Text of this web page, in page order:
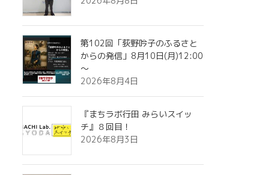
第102回「荻野吟子のふるさと
からの発信」8月10日(月)12:00
～
2026年8月4日
『まちラボ行田 みらいスイッ
チ』８回目！
2026年8月3日